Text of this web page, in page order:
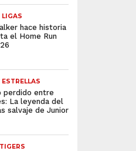
LIGAS
hace historia
el Home Run
perdido entre
La leyenda del
salvaje de Junior